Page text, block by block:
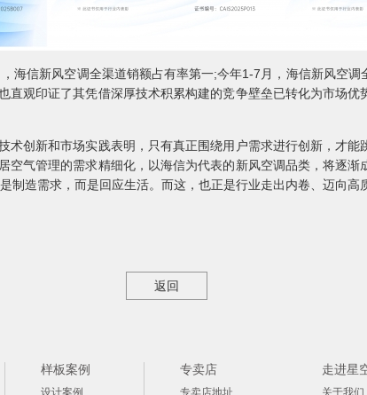
海信新风空调全渠道销额占有率第一;今年1-7月，海信新风空
直观印证了其凭借深厚技术积累构建的竞争壁垒已转化为市场
创新和市场实践表明，只有真正围绕用户需求进行创新，才能
空气管理的需求精细化，以海信为代表的新风空调品类，将逐
制造需求，而是回应生活。而这，也正是行业走出内卷、迈向高
返回
样板案例
设计案例
专卖店
专卖店地址
走进星
关于我们